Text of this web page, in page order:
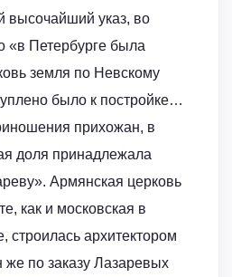
высочайший указ, во
«в Петербурге была
земля по Невскому
было к постройке…
прихожан, в
доля принадлежала
Армянская церковь
как и московская в
строилась архитектором
по заказу Лазаревых